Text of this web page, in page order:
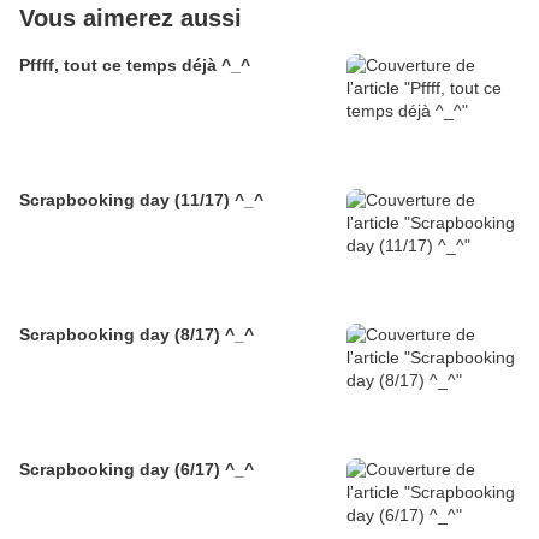
Vous aimerez aussi
Pffff, tout ce temps déjà ^_^
Scrapbooking day (11/17) ^_^
Scrapbooking day (8/17) ^_^
Scrapbooking day (6/17) ^_^